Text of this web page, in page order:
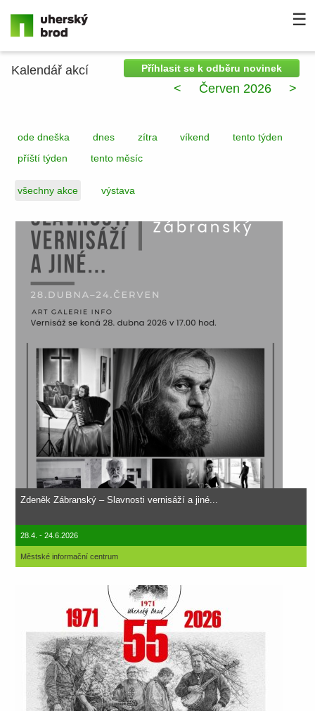
☰
Kalendář akcí Příhlasit se k odběru novinek
< Červen 2026 >
ode dneška dnes zítra víkend
tento týden
příští týden
tento měsíc
všechny akce výstava
Zdeněk Zábranský – Slavnosti vernisáží a jiné...
28.4. - 24.6.2026
Městské informační centrum